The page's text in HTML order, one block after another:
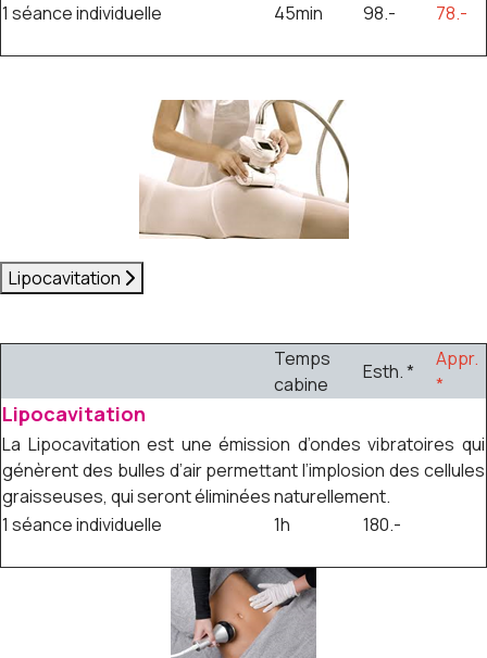
1 séance individuelle
45min 98.- 78.-
Lipocavitation
Temps
cabine
Esth. *
Appr.
*
Lipocavitation
La Lipocavitation est une émission d’ondes vibratoires qui
génèrent des bulles d’air permettant l’implosion des cellules
graisseuses, qui seront éliminées naturellement.
1 séance individuelle
1h 180.-